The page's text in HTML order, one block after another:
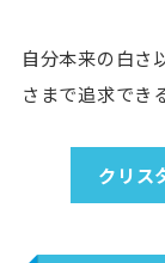
自分本来の白さ
さまで追求でき
クリス